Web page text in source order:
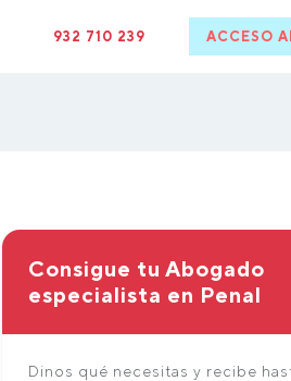
932 710 239 ACCESO
Consigue tu Abogado
especialista en Penal
Dinos qué necesitas y recibe